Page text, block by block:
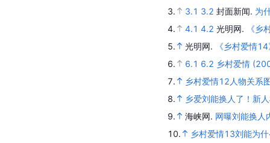
3.
3.1 3.2 封面新闻. 为
4.
4.1 4.2 光明网.
《乡
5.
光明网.
《乡村爱情
6.
6.1 6.2 乡村爱情
7.
乡村爱情12人物关系
8.
乡爱刘能换人了！新
9.
海峡网. 网曝刘能换人
10.
乡村爱情13刘能为